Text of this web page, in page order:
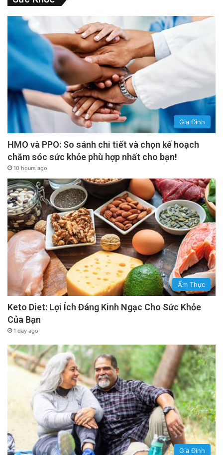
Gia Đình
HMO và PPO: So sánh chi tiết và chọn kế hoạch
chăm sóc sức khỏe phù hợp nhất cho bạn!
10 hours ago
Ẩm Thực
Keto Diet: Lợi Ích Đáng Kinh Ngạc Cho Sức Khỏe
Của Bạn
1 day ago
Gia Đình